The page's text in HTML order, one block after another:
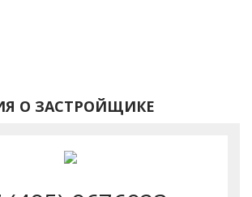
О ЗАСТРОЙЩИКЕ